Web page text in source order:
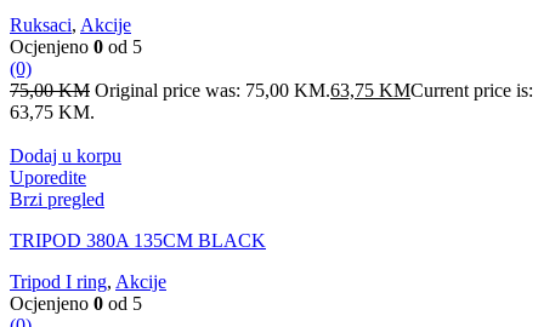
Ruksaci, Akcije
Ocjenjeno 0 od 5
(0)
75,00KM Original price was: 75,00 KM.63,75 KMCurrent price is:
63,75 KM.
Dodaj u korpu
Uporedite
Brzi pregled
TRIPOD 380A 135CM BLACK
Tripod I ring, Akcije
Ocjenjeno 0 od 5